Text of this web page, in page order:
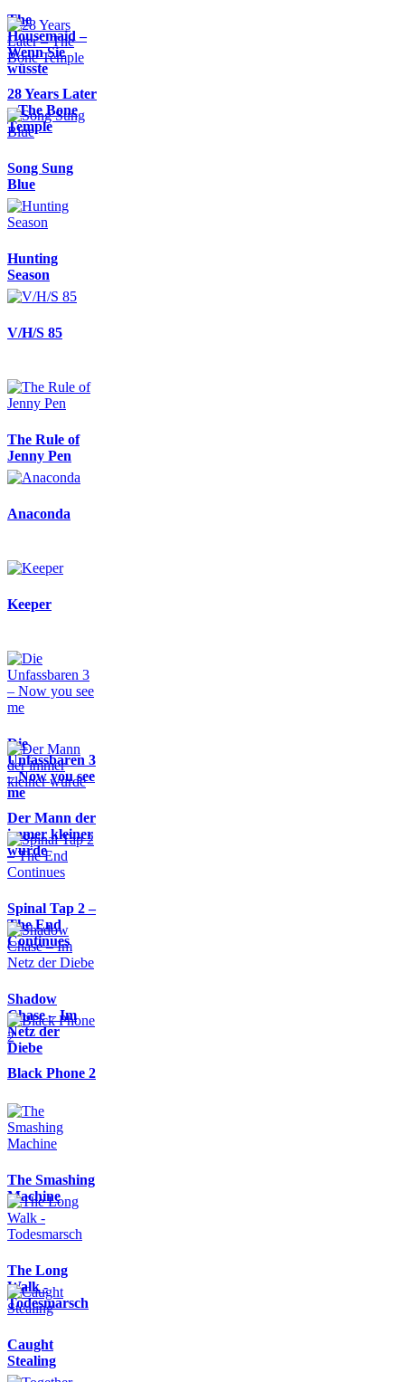
The
Housemaid –
Wenn Sie
wüsste
28 Years Later
– The Bone
Temple
Song Sung
Blue
Hunting
Season
V/H/S 85
The Rule of
Jenny Pen
Anaconda
Keeper
Die
Unfassbaren 3
– Now you see
me
Der Mann der
immer kleiner
wurde
Spinal Tap 2 –
The End
Continues
Shadow
Chase – Im
Netz der
Diebe
Black Phone 2
The Smashing
Machine
The Long
Walk -
Todesmarsch
Caught
Stealing